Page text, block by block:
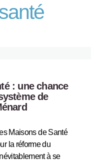
: une chance
de
Maisons de Santé
la réforme du
à se